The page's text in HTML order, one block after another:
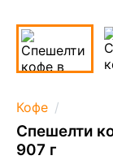
Кофе
Спешелти
907 г